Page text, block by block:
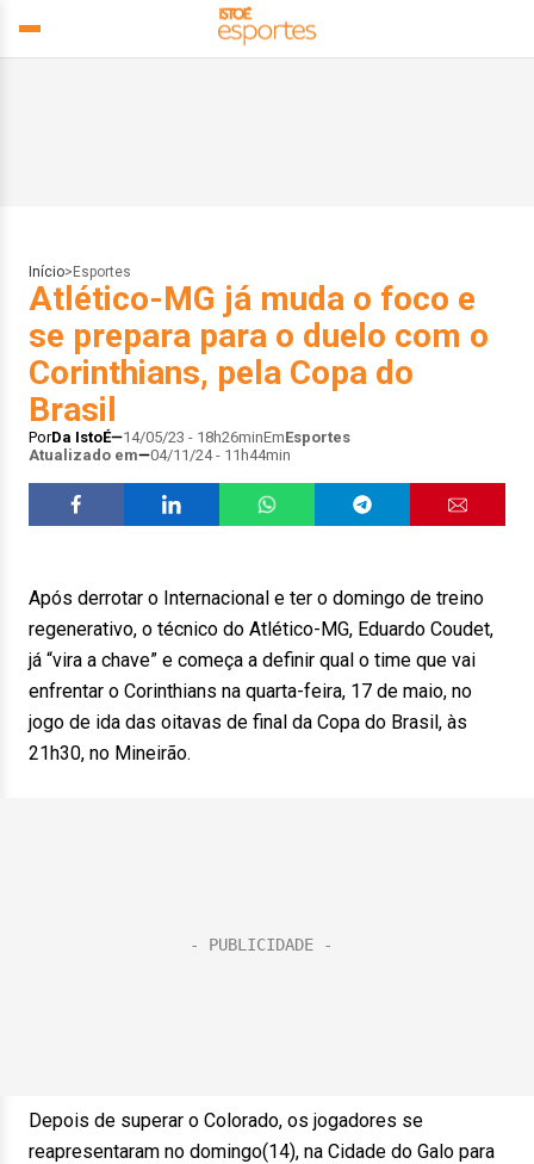
Início> Esportes
Atlético-MG já muda o foco e
se prepara para o duelo com o
Corinthians, pela Copa do
Brasil
PorDa IstoÉ 14/05/23 - 18h26minEmEsportes
Atualizado em
04/11/24 - 11h44min
Após derrotar o Internacional e ter o domingo de treino
regenerativo, o técnico do Atlético-MG, Eduardo Coudet,
já “vira a chave” e começa a definir qual o time que vai
enfrentar o Corinthians na quarta-feira, 17 de maio, no
jogo de ida das oitavas de final da Copa do Brasil, às
21h30, no Mineirão.
Depois de superar o Colorado, os jogadores se
reapresentaram no domingo(14), na Cidade do Galo para